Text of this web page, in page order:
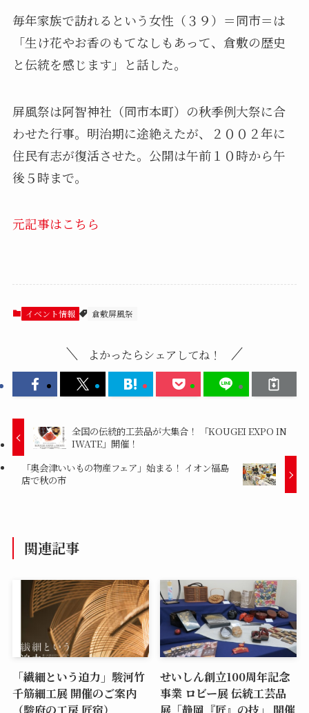
毎年家族で訪れるという女性（３９）＝同市＝は
「生け花やお香のもてなしもあって、倉敷の歴史
と伝統を感じます」と話した。
屏風祭は阿智神社（同市本町）の秋季例大祭に合
わせた行事。明治期に途絶えたが、２００２年に
住民有志が復活させた。公開は午前１０時から午
後５時まで。
元記事はこちら
イベント情報 倉敷屏風祭
よかったらシェアしてね！
全国の伝統的工芸品が大集合！ 「KOUGEI EXPO IN
IWATE」開催！
「奥会津いいもの物産フェア」始まる！ イオン福島
店で秋の市
関連記事
「繊細という迫力」駿河竹
千筋細工展 開催のご案内
（駿府の工房 匠宿）
せいしん創立100周年記念
事業 ロビー展 伝統工芸品
展「静岡『匠』の技」 開催